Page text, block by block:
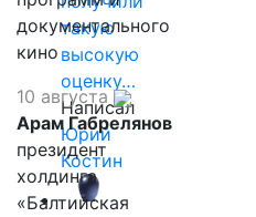
такую
высокую
оценку…
Написал
Юрий
Костин
документального
кино
10 августа
Арам Габрелянов
президент
холдинга
«Балтийская